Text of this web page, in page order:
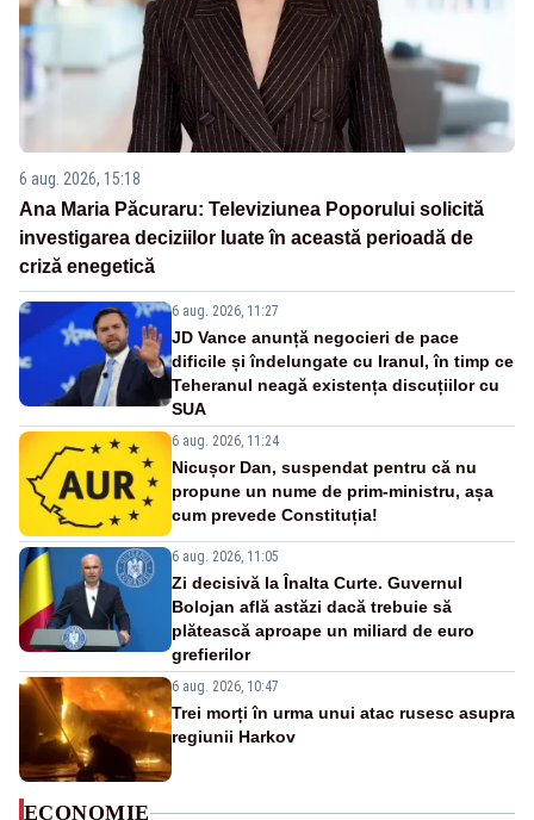
6 aug. 2026, 15:18
Ana Maria Păcuraru: Televiziunea Poporului solicită
investigarea deciziilor luate în această perioadă de
criză enegetică
6 aug. 2026, 11:27
JD Vance anunță negocieri de pace
dificile și îndelungate cu Iranul, în timp ce
Teheranul neagă existența discuțiilor cu
SUA
6 aug. 2026, 11:24
Nicușor Dan, suspendat pentru că nu
propune un nume de prim-ministru, așa
cum prevede Constituția!
6 aug. 2026, 11:05
Zi decisivă la Înalta Curte. Guvernul
Bolojan află astăzi dacă trebuie să
plătească aproape un miliard de euro
grefierilor
6 aug. 2026, 10:47
Trei morți în urma unui atac rusesc asupra
regiunii Harkov
ECONOMIE